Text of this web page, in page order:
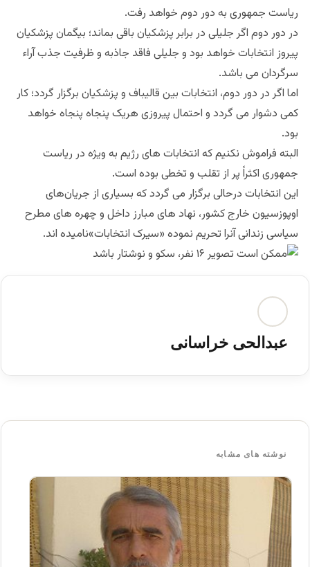
ریاست جمهوری به دور دوم خواهد رفت.
در دور دوم اگر جلیلی در برابر پزشکیان باقی بماند؛ بیگمان پزشکیان
پیروز انتخابات خواهد بود و جلیلی فاقد جاذبه و ظرفیت جذب آراء
سرگردان می باشد.
اما اگر در دور دوم، انتخابات بین قالیباف و پزشکیان برگزار گردد؛ کار
کمی دشوار می گردد و احتمال پیروزی هریک پنجاه پنجاه خواهد
بود.
البته فراموش نکنیم که انتخابات های رژیم به ویژه در ریاست
جمهوری اکثراً پر از تقلب و تخطی بوده است.
این انتخابات درحالی برگزار می گردد که بسیاری از جریان‌های
اوپوزسیون خارج کشور، نهاد های مبارز داخل و چهره های مطرح
سیاسی زندانی آنرا تحریم نموده «سیرک انتخابات»نامیده اند.
عبدالحی خراسانی
نوشته های مشابه